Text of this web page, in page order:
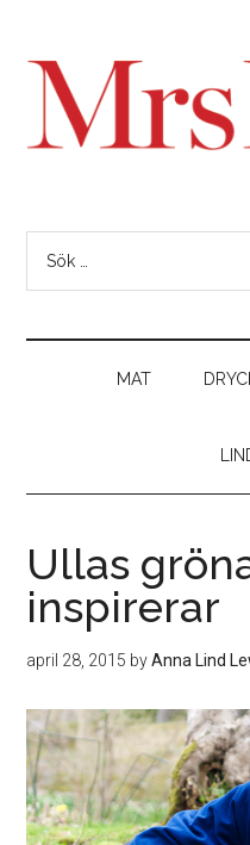
MAT
Ullas
inspirerar
april 28, 2015 byAnna Lind